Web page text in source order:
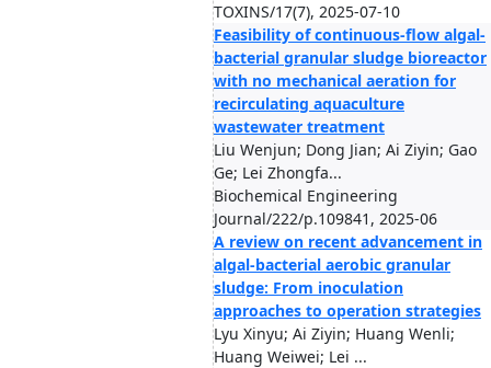
TOXINS/17(7), 2025-07-10
Feasibility of continuous-flow algal-
bacterial granular sludge bioreactor
with no mechanical aeration for
recirculating aquaculture
wastewater treatment
Liu Wenjun; Dong Jian; Ai Ziyin; Gao
Ge; Lei Zhongfa...
Biochemical Engineering
Journal/222/p.109841, 2025-06
A review on recent advancement in
algal-bacterial aerobic granular
sludge: From inoculation
approaches to operation strategies
Lyu Xinyu; Ai Ziyin; Huang Wenli;
Huang Weiwei; Lei ...